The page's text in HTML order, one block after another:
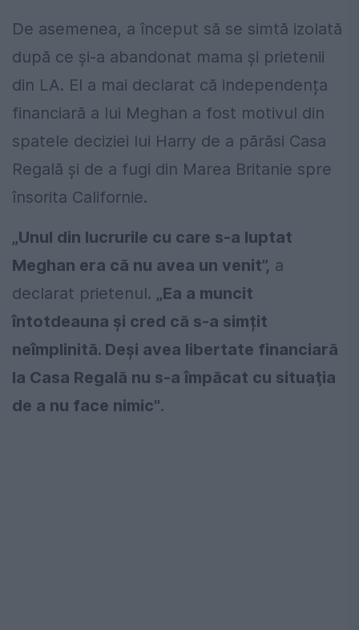
De asemenea, a început să se simtă izolată
după ce şi-a abandonat mama și prietenii
din LA. El a mai declarat că independența
financiară a lui Meghan a fost motivul din
spatele deciziei lui Harry de a părăsi Casa
Regală și de a fugi din Marea Britanie spre
însorita Californie.
„Unul din lucrurile cu care s-a luptat
Meghan era că nu avea un venit”, a
declarat prietenul. „Ea a muncit
întotdeauna și cred că s-a simțit
neîmplinită. Deşi avea libertate financiară
la Casa Regală nu s-a împăcat cu situaţia
de a nu face nimic".